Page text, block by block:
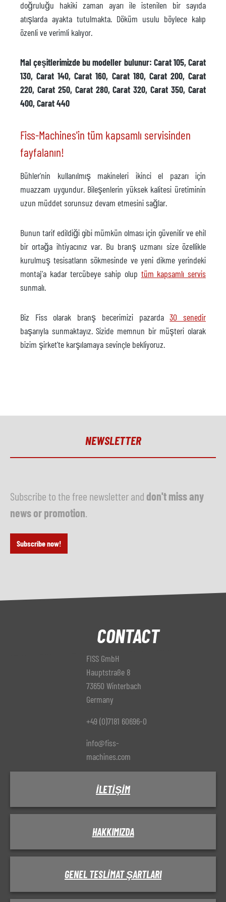
doğruluğu hakiki zaman ayarı ile istenilen bir sayıda
atışlarda ayakta tutulmakta. Döküm usulu böylece kalıp
özenli ve verimli kalıyor.
Mal çeşitlerimizde bu modeller bulunur: Carat 105, Carat
130, Carat 140, Carat 160, Carat 180, Carat 200, Carat
220, Carat 250, Carat 280, Carat 320, Carat 350, Carat
400, Carat 440
Fiss-Machines'in tüm kapsamlı servisinden
fayfalanın!
Bühler'nin kullanılmış makineleri ikinci el pazarı için
muazzam uygundur. Bileşenlerin yüksek kalitesi üretiminin
uzun müddet sorunsuz devam etmesini sağlar.
Bunun tarif edildiği gibi mümkün olması için güvenilir ve ehil
bir ortağa ihtiyacınız var. Bu branş uzmanı size özellikle
kurulmuş tesisatların sökmesinde ve yeni dikme yerindeki
montaj'a kadar tercübeye sahip olup tüm kapsamlı servis
sunmalı.
Biz Fiss olarak branş becerimizi pazarda30 senedir
başarıyla sunmaktayız. Sizide memnun bir müşteri olarak
bizim şirket'te karşılamaya sevinçle bekliyoruz.
NEWSLETTER
Subscribe to the free newsletter and don't miss any
news or promotion
Subscribe now!
CONTACT
FISS GmbH
Hauptstraße 8
73650 Winterbach
Germany
+49 (0)7181 60696-0
info@fiss-
machines.com
İLETIŞIM
HAKKIMIZDA
GENEL TESLIMAT ŞARTLARI